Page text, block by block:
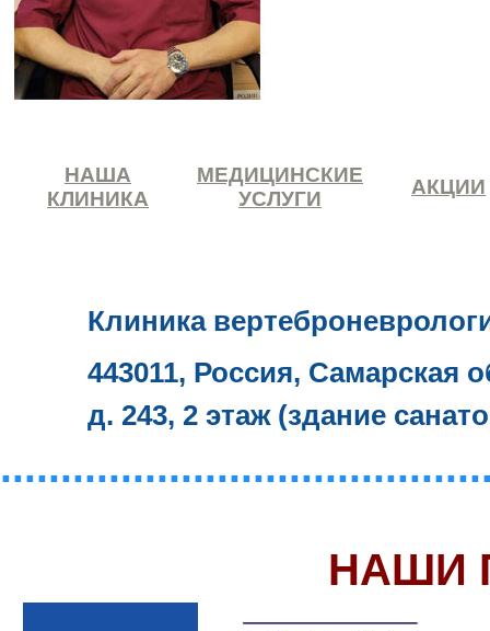
НАША
КЛИНИКА
МЕДИЦИНСКИЕ
УСЛУГИ
АКЦИИ
Клиника
443011, Россия, Самарская
д. 243, 2 этаж (здание
НАШИ